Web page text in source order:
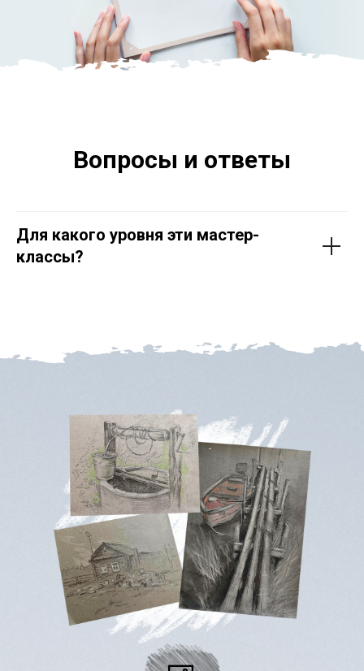
Вопросы и ответы
Для какого уровня эти мастер-
классы?